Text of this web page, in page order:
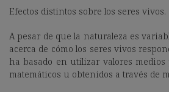
Efectos distintos sobre los seres vivos.
A pesar de que la naturaleza es
acerca de cómo los seres vivos
ha basado en utilizar valores medios
matemáticos u obtenidos a través de